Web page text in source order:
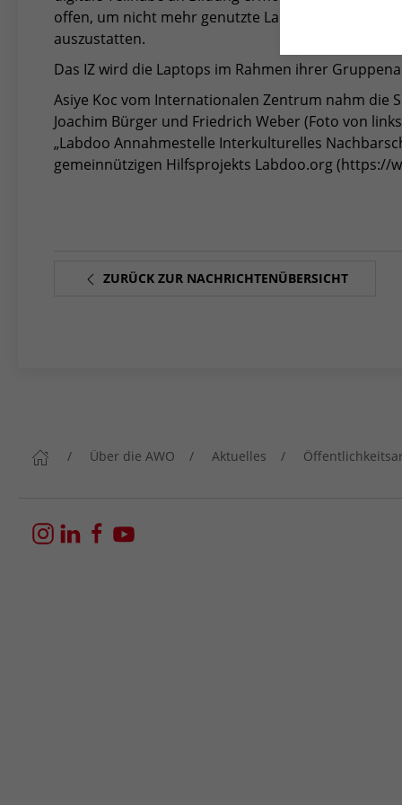
offen, um nicht mehr genutzte Laptops oder
auszustatten.
Das IZ wird die Laptops im Rahmen ihrer
Asiye Koc vom Internationalen Zentrum nahm die
Joachim Bürger und Friedrich Weber (Foto von
„Labdoo Annahmestelle Interkulturelles
gemeinnützigen Hilfsprojekts Labdoo.org (https://
ZURÜCK ZUR NACHRICHTENÜBERSICHT
Über die AWO Aktuelles